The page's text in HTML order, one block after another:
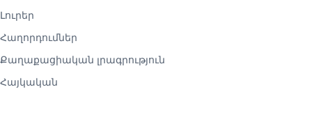
Լուրեր
Հաղորդումներ
Քաղաքացիական լրագրություն
Հայկական